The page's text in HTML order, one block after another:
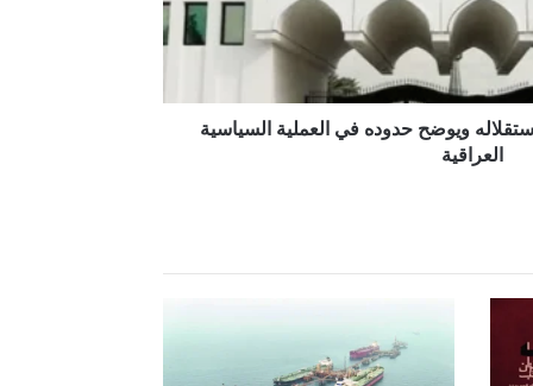
ويوضح حدوده في العملية السياسية
العراقية